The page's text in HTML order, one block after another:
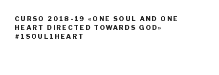
CURSO 2018-19 «ONE SOUL AND ONE
HEART DIRECTED TOWARDS GOD»
#1SOUL1HEART